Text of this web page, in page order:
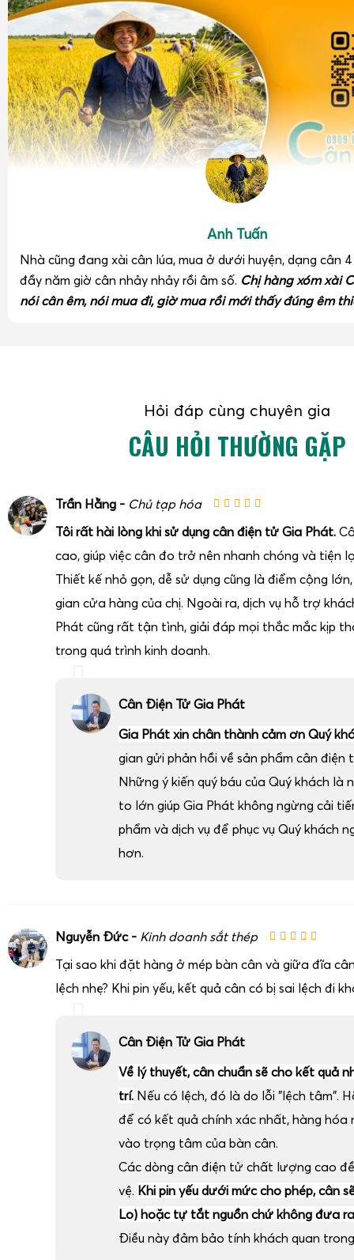
Anh Tuấn
Nhà cũng đang xài cân lúa, mua ở dưới huyện, dạng cân
đầy năm giờ cân nhảy nhảy rồi âm số. Chị hàng xóm xài
nói cân êm, nói mua đi, giờ mua rồi mới thấy đúng êm
Hỏi đáp cùng chuyên gia
CÂU HỎI THƯỜNG GẶP
Trần Hằng - Chủ tạp hóa
Tôi rất hài lòng khi sử dụng cân điện tử Gia Phát.
cao, giúp việc cân đo trở nên nhanh chóng và tiện
Thiết kế nhỏ gọn, dễ sử dụng cũng là điểm cộng
gian cửa hàng của chị. Ngoài ra, dịch vụ hỗ trợ
Phát cũng rất tận tình, giải đáp mọi thắc mắc kịp
trong quá trình kinh doanh.
Cân Điện Tử Gia Phát
Gia Phát xin chân thành cảm ơn Quý
gian gửi phản hồi về sản phẩm cân điện
Những ý kiến quý báu của Quý khách là
to lớn giúp Gia Phát không ngừng cải
phẩm và dịch vụ để phục vụ Quý khách
hơn.
Nguyễn Đức - Kinh doanh sắt thép
Tại sao khi đặt hàng ở mép bàn cân và giữa đĩa
lệch nhẹ? Khi pin yếu, kết quả cân có bị sai lệch đi
Cân Điện Tử Gia Phát
Về lý thuyết, cân chuẩn sẽ cho kết quả
trí. Nếu có lệch, đó là do lỗi "lệch tâm".
để có kết quả chính xác nhất, hàng
vào trọng tâm của bàn cân.
Các dòng cân điện tử chất lượng cao
vệ. Khi pin yếu dưới mức cho phép, cân
Lo) hoặc tự tắt nguồn chứ không đưa
Điều này đảm bảo tính khách quan